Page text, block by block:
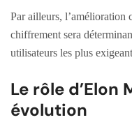
Par ailleurs, l’amélioration
chiffrement sera
utilisateurs les plus
Le rôle
évolution